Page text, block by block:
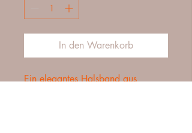
In den Warenkorb
Ein elegantes Halsband aus